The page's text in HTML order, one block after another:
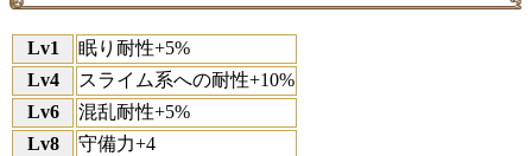
Lv1
眠り耐性+5%
Lv4
スライム系への耐性+10%
Lv6
混乱耐性+5%
Lv8
守備力+4